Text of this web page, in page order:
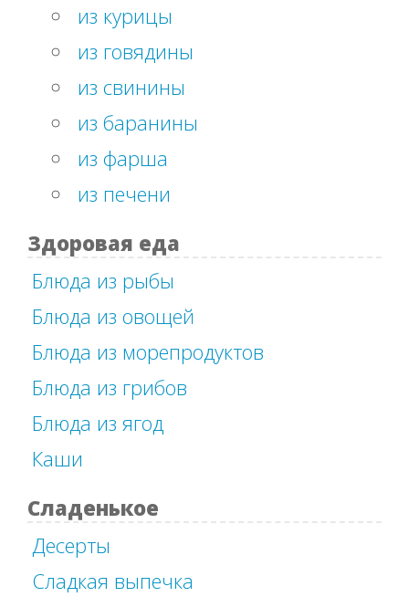
из курицы
из говядины
из свинины
из баранины
из фарша
из печени
Здоровая еда
Блюда из рыбы
Блюда из овощей
Блюда из морепродуктов
Блюда из грибов
Блюда из ягод
Каши
Сладенькое
Десерты
Сладкая выпечка